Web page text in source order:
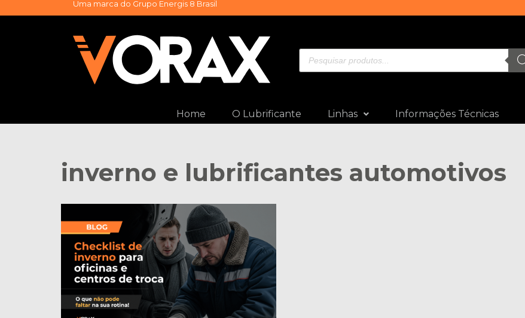
Uma marca do Grupo Energis 8 Brasil
Home O Lubrificante Linhas Informações Técnicas
inverno e lubrificantes automotivos